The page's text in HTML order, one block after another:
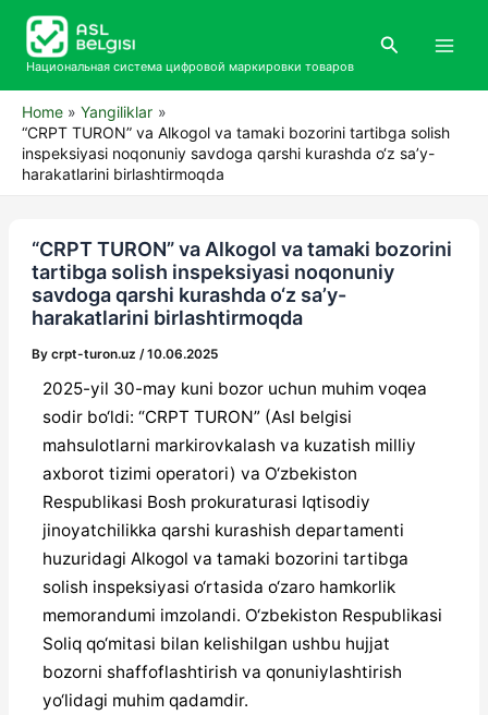
contentНациональная система цифровой маркировки товаров
Search
Home
Yangiliklar
“CRPT TURON” va Alkogol va tamaki bozorini tartibga solish
inspeksiyasi noqonuniy savdoga qarshi kurashda o‘z sa’y-
harakatlarini birlashtirmoqda
“CRPT TURON” va Alkogol va tamaki bozorini
tartibga solish inspeksiyasi noqonuniy
savdoga qarshi kurashda o‘z sa’y-
harakatlarini birlashtirmoqda
By crpt-turon.uz /10.06.2025
2025-yil 30-may kuni bozor uchun muhim voqea
sodir bo‘ldi: “CRPT TURON” (Asl belgisi
mahsulotlarni markirovkalash va kuzatish milliy
axborot tizimi operatori) va O‘zbekiston
Respublikasi Bosh prokuraturasi Iqtisodiy
jinoyatchilikka qarshi kurashish departamenti
huzuridagi Alkogol va tamaki bozorini tartibga
solish inspeksiyasi o‘rtasida o‘zaro hamkorlik
memorandumi imzolandi. O‘zbekiston Respublikasi
Soliq qo‘mitasi bilan kelishilgan ushbu hujjat
bozorni shaffoflashtirish va qonuniylashtirish
yo‘lidagi muhim qadamdir.